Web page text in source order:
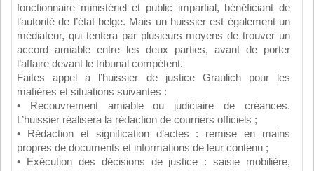
fonctionnaire ministériel et public impartial, bénéficiant de
l’autorité de l’état belge. Mais un huissier est également un
médiateur, qui tentera par plusieurs moyens de trouver un
accord amiable entre les deux parties, avant de porter
l’affaire devant le tribunal compétent.
Faites appel à l’huissier de justice Graulich pour les
matières et situations suivantes :
• Recouvrement amiable ou judiciaire de créances.
L’huissier réalisera la rédaction de courriers officiels ;
• Rédaction et signification d’actes : remise en mains
propres de documents et informations de leur contenu ;
• Exécution des décisions de justice : saisie mobilière,